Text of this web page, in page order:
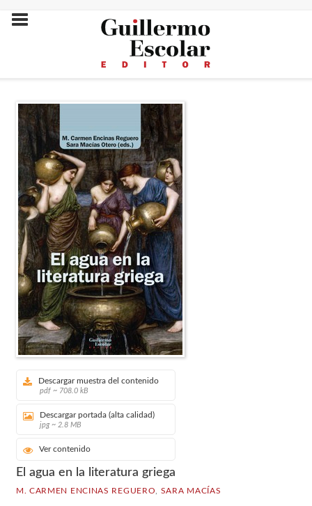
Descargar muestra del contenido
pdf ~ 708.0 kB
Descargar portada (alta calidad)
jpg ~ 2.8 MB
Ver contenido
El agua en la literatura griega
M. CARMEN ENCINAS REGUERO SARA MACÍAS